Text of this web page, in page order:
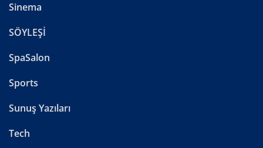
Sinema
SÖYLEŞİ
SpaSalon
Sports
Sunuş Yazıları
Tech